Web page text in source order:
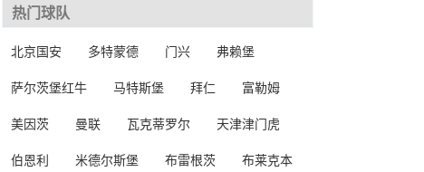
热门球队
北京国安 多特蒙德 门兴 弗赖堡
萨尔茨堡红牛 马特斯堡 拜仁 富勒姆
美因茨 曼联 瓦克蒂罗尔 天津津门虎
伯恩利 米德尔斯堡 布雷根茨 布莱克本